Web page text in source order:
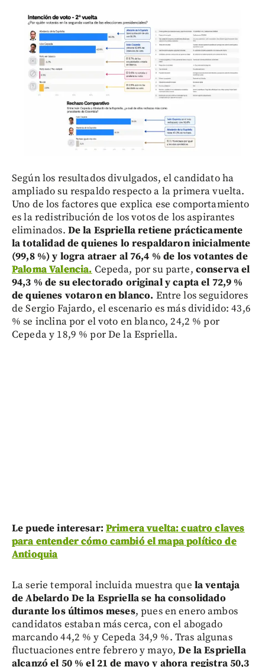
Según los resultados divulgados, el candidato ha
ampliado su respaldo respecto a la primera vuelta.
Uno de los factores que explica ese comportamiento
es la redistribución de los votos de los aspirantes
eliminados. De la Espriella retiene prácticamente
la totalidad de quienes lo respaldaron inicialmente
(99,8 %) y logra atraer al 76,4 % de los votantes de
Paloma Valencia. Cepeda, por su parte, conserva el
94,3 % de su electorado original y capta el 72,9 %
de quienes votaron en blanco. Entre los seguidores
de Sergio Fajardo, el escenario es más dividido: 43,6
% se inclina por el voto en blanco, 24,2 % por
Cepeda y 18,9 % por De la Espriella.
Le puede interesar: Primera vuelta: cuatro claves
para entender cómo cambió el mapa político de
Antioquia
La serie temporal incluida muestra que la ventaja
de Abelardo De la Espriella se ha consolidado
durante los últimos meses, pues en enero ambos
candidatos estaban más cerca, con el abogado
marcando 44,2 % y Cepeda 34,9 %. Tras algunas
fluctuaciones entre febrero y mayo,De la Espriella
alcanzó el 50 % el 21 de mayo y ahora registra 50,3